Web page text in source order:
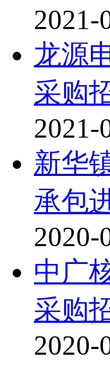
2021-
龙源
采购
2021-
新华
承包
2020-
中广
采购
2020-